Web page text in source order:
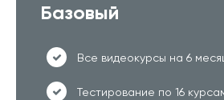
Базовый
Все видеокурсы на 6
Тестирование по 16